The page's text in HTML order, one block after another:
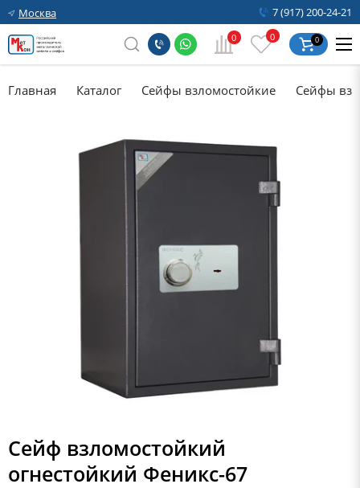
Москва 7 (917) 200-24-21
0 0 0
Главная Каталог Сейфы взломостойкие Сейфы
Сейф взломостойкий
огнестойкий Феникс-67